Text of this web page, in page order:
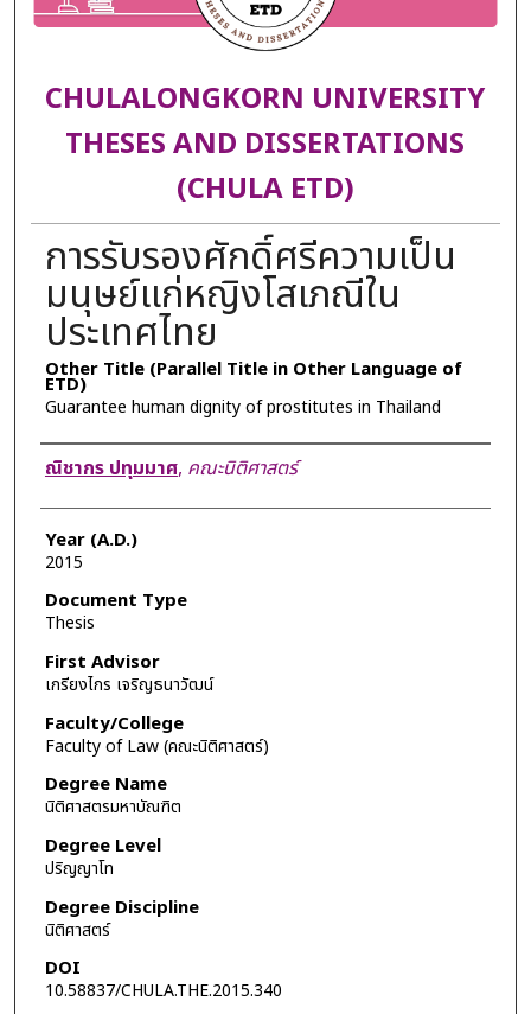
CHULALONGKORN UNIVERSITY
THESES AND DISSERTATIONS
(CHULA ETD)
การรับรองศักดิ์ศรีความเป็น
มนุษย์แก่หญิงโสเภณีใน
ประเทศไทย
Other Title (Parallel Title in Other Language of
ETD)
Guarantee human dignity of prostitutes in Thailand
Author
ณิชากร ปทุมมาศ, คณะนิติศาสตร์
Year (A.D.)
2015
Document Type
Thesis
First Advisor
เกรียงไกร เจริญธนาวัฒน์
Faculty/College
Faculty of Law (คณะนิติศาสตร์)
Degree Name
นิติศาสตรมหาบัณฑิต
Degree Level
ปริญญาโท
Degree Discipline
นิติศาสตร์
DOI
10.58837/CHULA.THE.2015.340